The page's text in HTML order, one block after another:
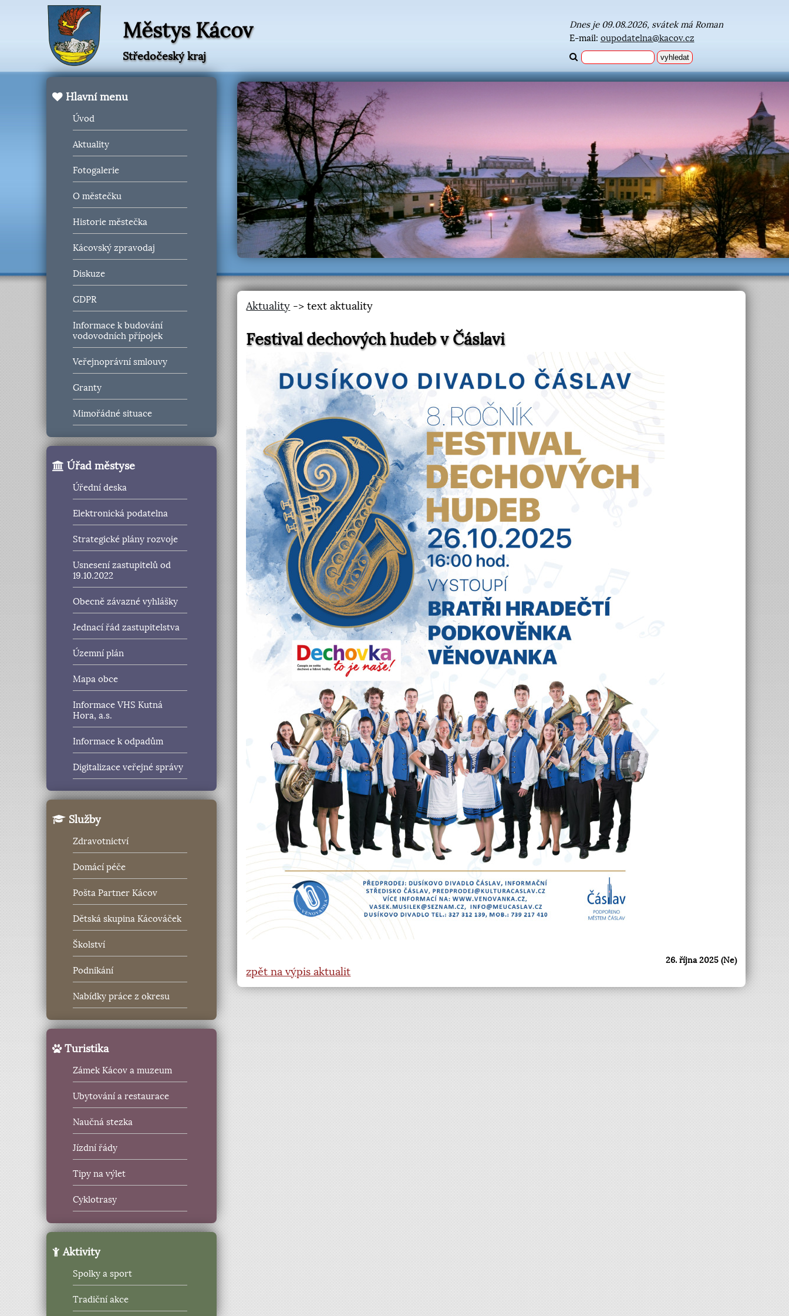
Městys Kácov
Středočeský kraj
Dnes je 09.08.2026, svátek má Roman
E-mail: oupodatelna@kacov.cz
Hlavní menu
Úvod
Aktuality
Fotogalerie
O městečku
Historie městečka
Kácovský zpravodaj
Diskuze
GDPR
Informace k budování
vodovodních přípojek
Veřejnoprávní smlouvy
Granty
Mimořádné situace
Úřad městyse
Úřední deska
Elektronická podatelna
Strategické plány rozvoje
Usnesení zastupitelů od
19.10.2022
Obecně závazné vyhlášky
Jednací řád zastupitelstva
Územní plán
Mapa obce
Informace VHS Kutná
Hora, a.s.
Informace k odpadům
Digitalizace veřejné správy
Služby
Zdravotnictví
Domácí péče
Pošta Partner Kácov
Dětská skupina Kácováček
Školství
Podnikání
Nabídky práce z okresu
Turistika
Zámek Kácov a muzeum
Ubytování a restaurace
Naučná stezka
Jízdní řády
Tipy na výlet
Cyklotrasy
Aktivity
Spolky a sport
Tradiční akce
Aktuality -> text aktuality
Festival dechových hudeb v Čáslavi
26. října 2025 (Ne)
zpět na výpis aktualit